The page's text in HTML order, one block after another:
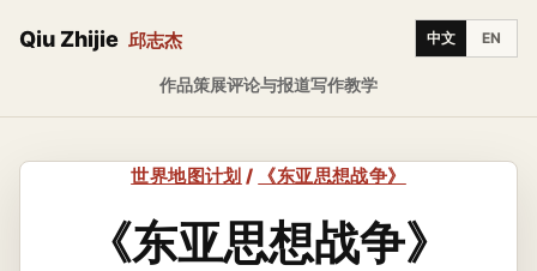
Qiu Zhijie 邱志杰
作品策展评论与报道写作教学
中文 EN
世界地图计划 / 《东亚思想战争》
《东亚思想战争》